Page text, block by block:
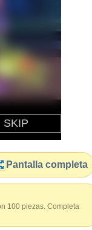
Pantalla completa
100 piezas. Completa